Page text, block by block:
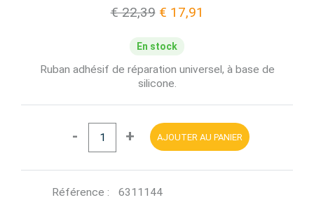
€ 22,39 € 17,91
En stock
Ruban adhésif de réparation universel, à base de
silicone.
- + AJOUTER AU PANIER
Référence :
6311144